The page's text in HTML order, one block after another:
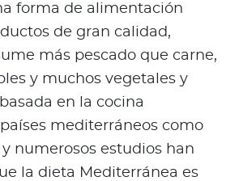
forma de alimentación
de gran calidad,
más pescado que carne,
y muchos vegetales y
en la cocina
mediterráneos como
y numerosos estudios han
la dieta Mediterránea es